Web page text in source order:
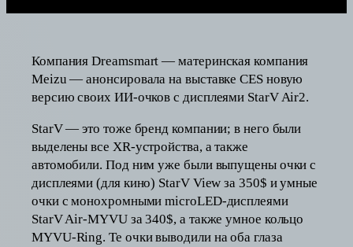
Компания Dreamsmart — материнская компания
Meizu — анонсировала на выставке CES новую
версию своих ИИ-очков с дисплеями StarV Air2.
StarV — это тоже бренд компании; в него были
выделены все XR-устройства, а также
автомобили. Под ним уже были выпущены очки с
дисплеями (для кино) StarV View за 350$ и умные
очки с монохромными microLED-дисплеями
StarV Air-MYVU за 340$, а также умное кольцо
MYVU-Ring. Те очки выводили на оба глаза